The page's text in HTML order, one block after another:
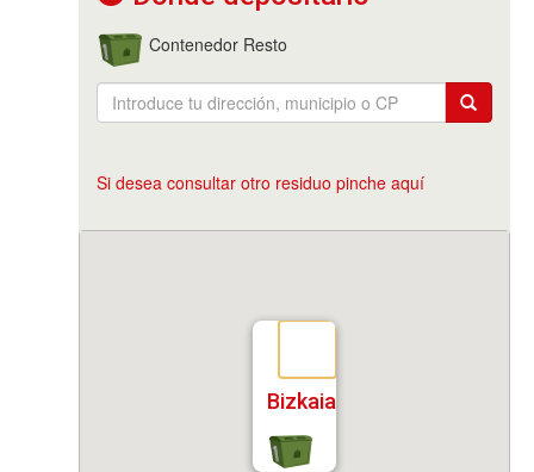
Contenedor Resto
Si desea consultar otro residuo pinche aquí
Bizkaia